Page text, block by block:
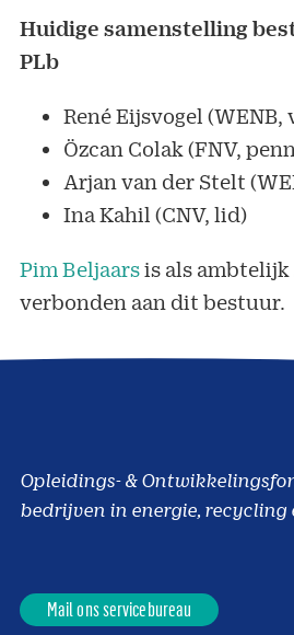
Huidige samenstelling
PLb
René Eijsvogel
Özcan Colak (FNV,
Arjan van der Stelt
Ina Kahil (CNV, lid)
Pim Beljaarsis als ambtelijk
verbonden aan dit bestuur.
Opleidings- &
bedrijven in energie, recycling
Mail ons servicebureau